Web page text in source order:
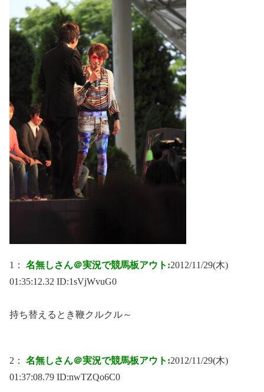
1： 名無しさん＠実況で競馬板アウト:2012/11/29(木)
01:35:12.32 ID:1sVjWvuG0
持ち替えるとき鞭クルクル～
2： 名無しさん＠実況で競馬板アウト:2012/11/29(木)
01:37:08.79 ID:nwTZQo6C0